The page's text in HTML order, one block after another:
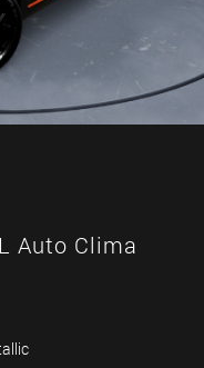
Auto Clima